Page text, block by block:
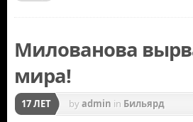
Милованова
мира!
17 ЛЕТ byadmin in Бильярд